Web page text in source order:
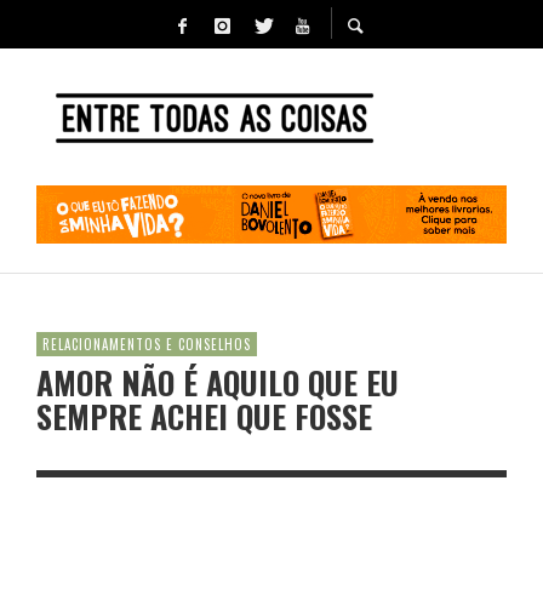
RELACIONAMENTOS E CONSELHOS
AMOR NÃO É AQUILO QUE EU
SEMPRE ACHEI QUE FOSSE